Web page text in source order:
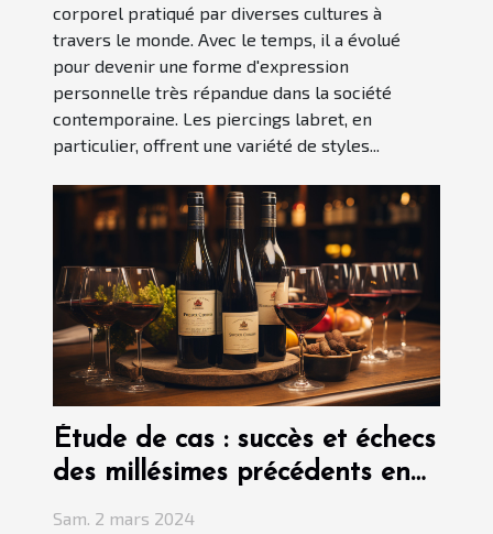
corporel pratiqué par diverses cultures à
travers le monde. Avec le temps, il a évolué
pour devenir une forme d'expression
personnelle très répandue dans la société
contemporaine. Les piercings labret, en
particulier, offrent une variété de styles...
Étude de cas : succès et échecs
des millésimes précédents en
vente primeur
Sam. 2 mars 2024